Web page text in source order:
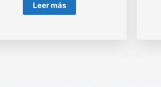
Leer más